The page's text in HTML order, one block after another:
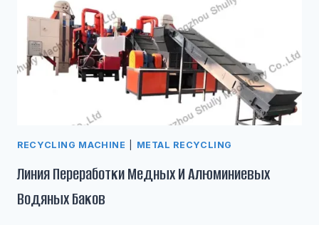
RECYCLING MACHINE METAL RECYCLING
Линия Переработки Медных И Алюминиевых
Водяных Баков